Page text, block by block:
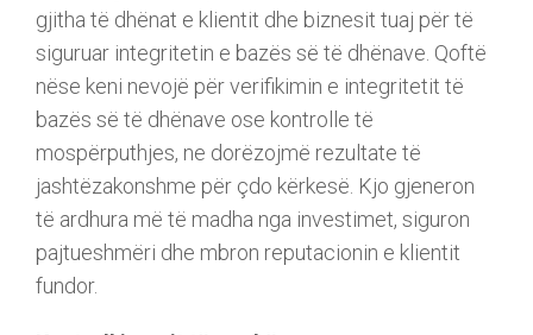
gjitha të dhënat e klientit dhe biznesit tuaj për të
siguruar integritetin e bazës së të dhënave. Qoftë
nëse keni nevojë për verifikimin e integritetit të
bazës së të dhënave ose kontrolle të
mospërputhjes, ne dorëzojmë rezultate të
jashtëzakonshme për çdo kërkesë. Kjo gjeneron
të ardhura më të madha nga investimet, siguron
pajtueshmëri dhe mbron reputacionin e klientit
fundor.